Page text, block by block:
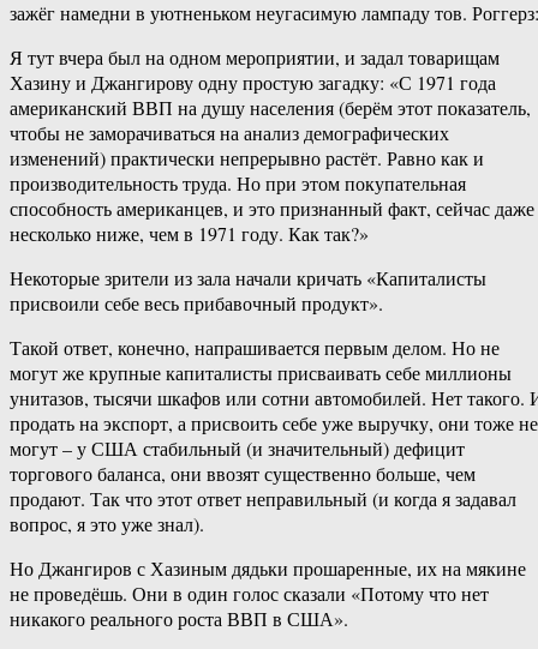
зажёг намедни в уютненьком неугасимую лампаду тов. Роггерз:
Я тут вчера был на одном мероприятии, и задал товарищам
Хазину и Джангирову одну простую загадку: «С 1971 года
американский ВВП на душу населения (берём этот показатель,
чтобы не заморачиваться на анализ демографических
изменений) практически непрерывно растёт. Равно как и
производительность труда. Но при этом покупательная
способность американцев, и это признанный факт, сейчас даже
несколько ниже, чем в 1971 году. Как так?»
Некоторые зрители из зала начали кричать «Капиталисты
присвоили себе весь прибавочный продукт».
Такой ответ, конечно, напрашивается первым делом. Но не
могут же крупные капиталисты присваивать себе миллионы
унитазов, тысячи шкафов или сотни автомобилей. Нет такого.
продать на экспорт, а присвоить себе уже выручку, они тоже не
могут – у США стабильный (и значительный) дефицит
торгового баланса, они ввозят существенно больше, чем
продают. Так что этот ответ неправильный (и когда я задавал
вопрос, я это уже знал).
Но Джангиров с Хазиным дядьки прошаренные, их на мякине
не проведёшь. Они в один голос сказали «Потому что нет
никакого реального роста ВВП в США».